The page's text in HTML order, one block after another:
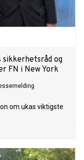
sikkerhetsråd og
FN i New York
om ukas viktigste